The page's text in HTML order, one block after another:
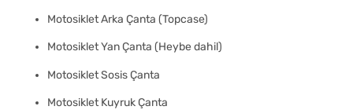
Motosiklet Arka Çanta (Topcase)
Motosiklet Yan Çanta (Heybe dahil)
Motosiklet Sosis Çanta
Motosiklet Kuyruk Çanta